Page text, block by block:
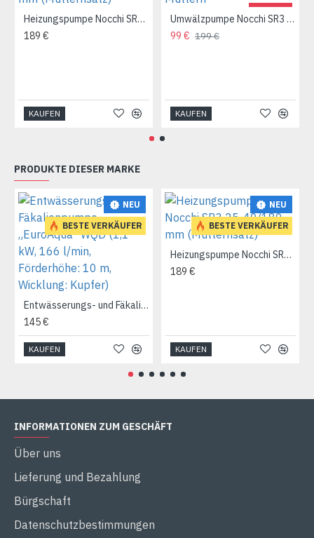
Heizungsanlage für Ihr Zuhause planen.
Heizungspumpe Nocchi SR3 25-40/180 mm (Mutternsatz)
189 €
KAUFEN
Umwälzpumpe Nocchi SR3 25-60/180 mm mit Muttern
99 € 199 €
KAUFEN
PRODUKTE DIESER MARKE
NEU
BESTE VERKÄUFER
Entwässerungs- und Fäkalienpumpe „EuroAqua“ WQD (1,1 kW, 166 l/min, Förderhöhe: 10 m, Wicklung: Kupfer)
145 €
KAUFEN
NEU
BESTE VERKÄUFER
Heizungspumpe Nocchi SR3 25-40/180 mm (Mutternsatz)
189 €
KAUFEN
INFORMATIONEN ZUM GESCHÄFT
Über uns
Lieferung und Bezahlung
Bürgschaft
Datenschutzbestimmungen